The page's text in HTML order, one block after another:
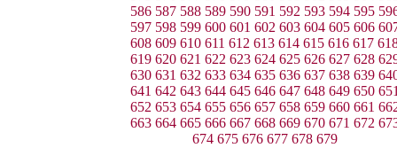
586 587 588 589 590 591 592 593 594 595
597 598 599 600 601 602 603 604 605 606
608 609 610 611 612 613 614 615 616 617
619 620 621 622 623 624 625 626 627 628
630 631 632 633 634 635 636 637 638 639
641 642 643 644 645 646 647 648 649 650
652 653 654 655 656 657 658 659 660 661
663 664 665 666 667 668 669 670 671 672
674 675 676 677 678 679